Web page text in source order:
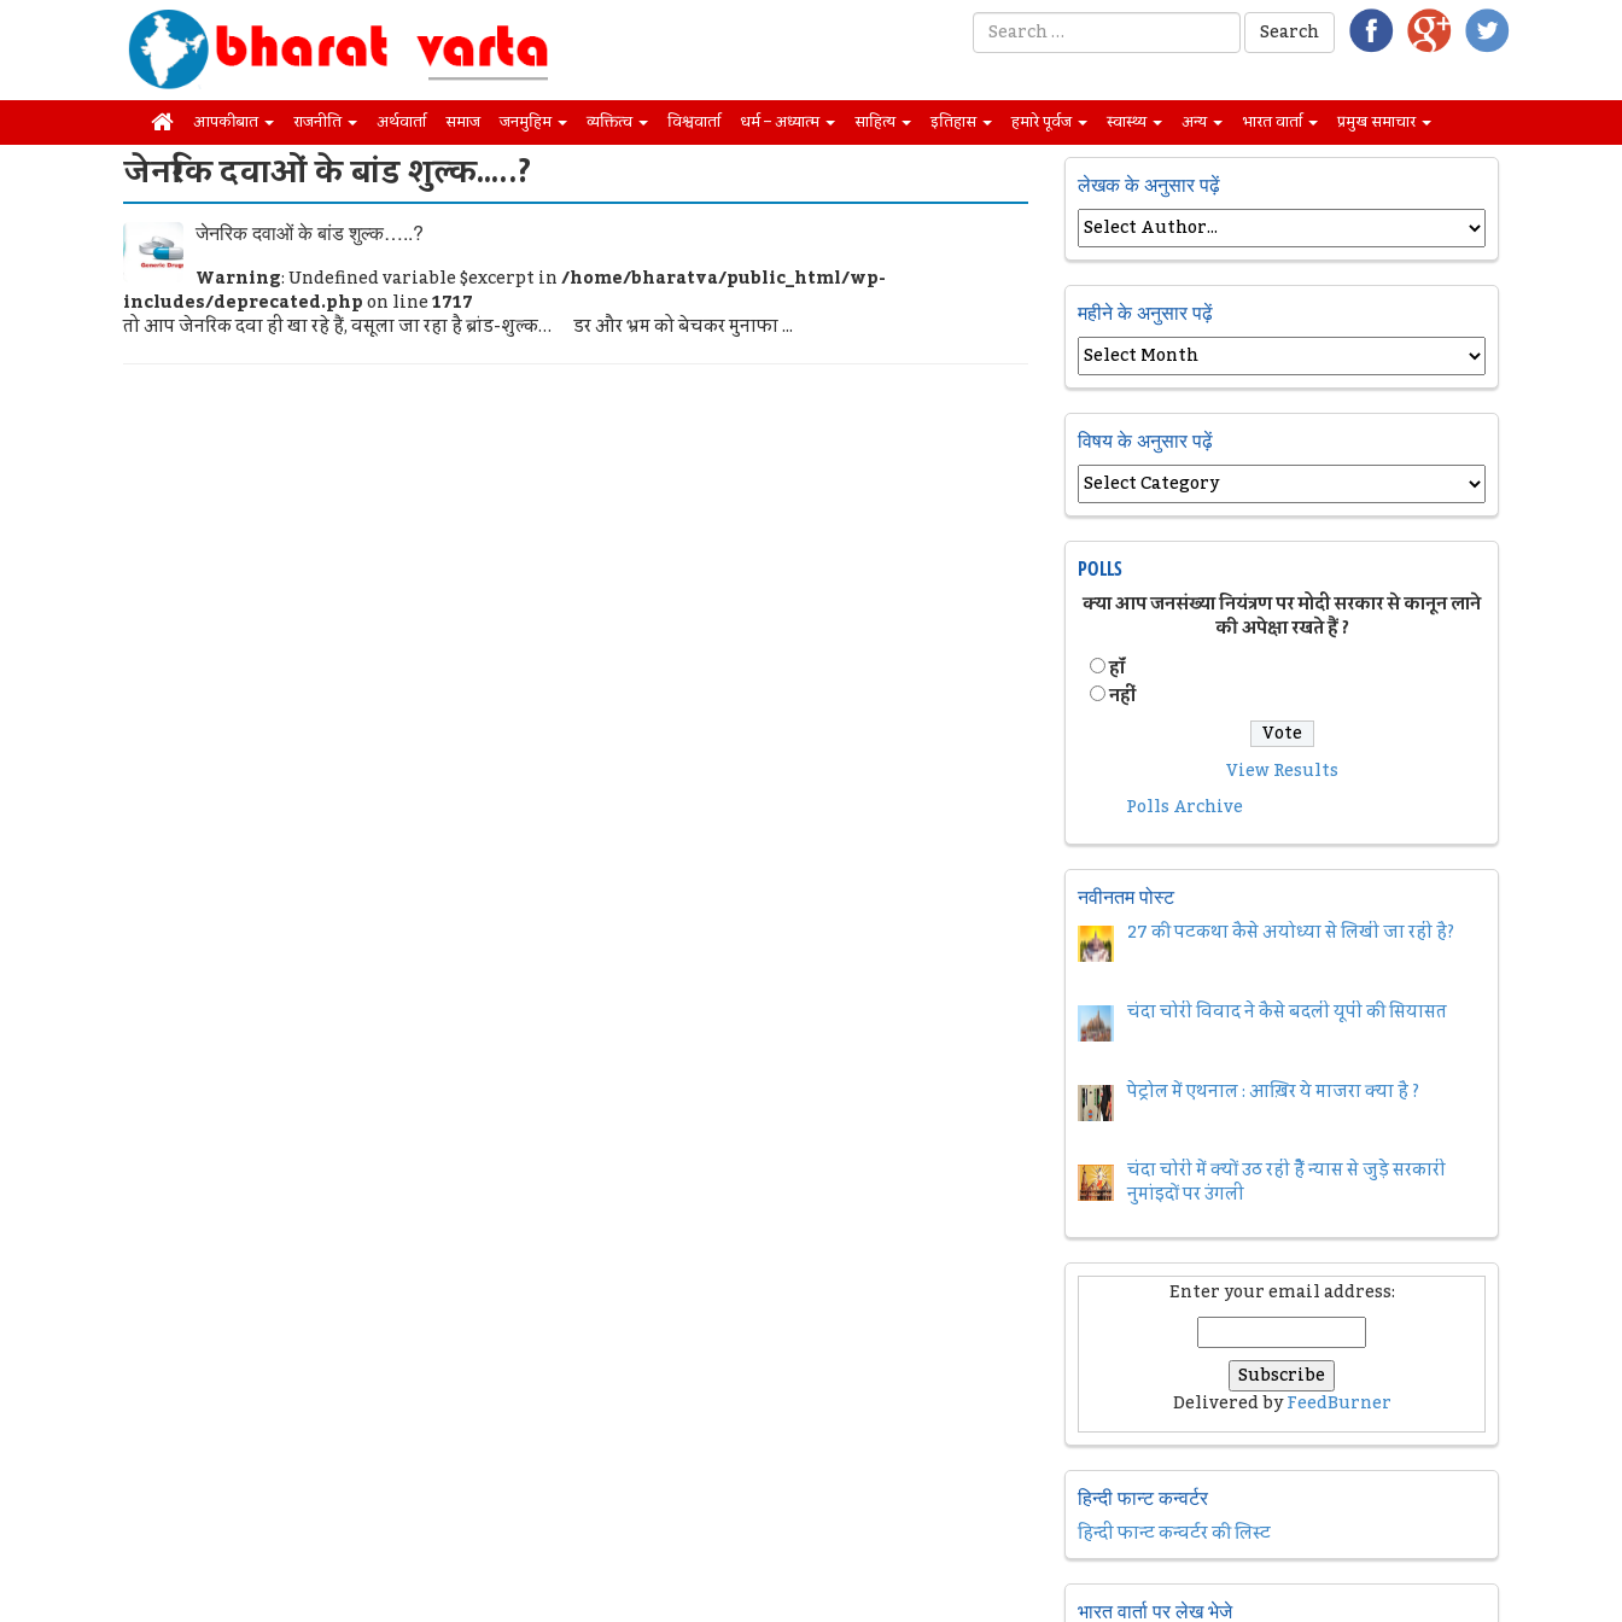
आपकी बात राजनीति अर्थवार्ता समाज जनमुहिम व्यक्तित्व विश्ववार्ता धर्म – अध्यात्म साहित्य इतिहास हमारे पूर्वज स्वास्थ्य अन्य भारत वार्ता प्रमुख समाचार
जेनरिक दवाओं के बांड शुल्‍क…..?
जेनरिक दवाओं के बांड शुल्‍क…..?
Warning: Undefined variable $excerpt in/home/bharatva/public_html/wp-
includes/deprecated.phpon line1717
तो आप जेनरिक दवा ही खा रहे हैं, वसूला जा रहा है ब्रांड-शुल्क… डर और भ्रम को बेचकर मुनाफा ...
लेखक के अनुसार पढ़ें
महीने के अनुसार पढ़ें
विषय के अनुसार पढ़ें
POLLS
क्या आप जनसंख्या नियंत्रण पर मोदी सरकार से कानून लाने
की अपेक्षा रखते हैं ?
हॉं
नहीं
View Results
Polls Archive
नवीनतम पोस्ट
27 की पटकथा कैसे अयोध्या से लिखी जा रही है?
चंदा चोरी विवाद ने कैसे बदली यूपी की सियासत
पेट्रोल में एथनाल : आख़िर ये माजरा क्या है ?
चंदा चोरी में क्यों उठ रही हैैं न्यास से जुड़े सरकारी
नुमांइदों पर उंगली
Enter your email address:
Delivered byFeedBurner
हिन्दी फान्ट कन्वर्टर
हिन्दी फान्ट कन्वर्टर की लिस्ट
भारत वार्ता पर लेख भेजे